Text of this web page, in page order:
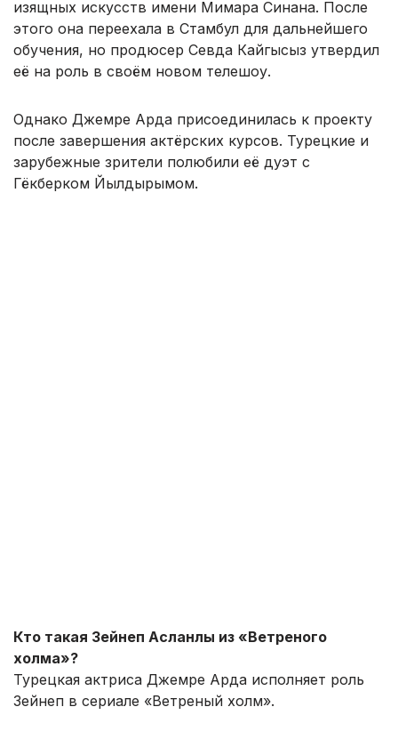
изящных искусств имени Мимара Синана. После
этого она переехала в Стамбул для дальнейшего
обучения, но продюсер Севда Кайгысыз утвердил
её на роль в своём новом телешоу.
Однако Джемре Арда присоединилась к проекту
после завершения актёрских курсов. Турецкие и
зарубежные зрители полюбили её дуэт с
Гёкберком Йылдырымом.
Кто такая Зейнеп Асланлы из «Ветреного
холма»?
Турецкая актриса Джемре Арда исполняет роль
Зейнеп в сериале «Ветреный холм».